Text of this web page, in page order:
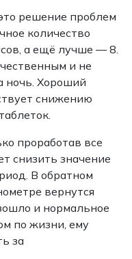
решение проблем
количество
а ещё лучше — 8.
и не
ночь. Хороший
снижению
проработав все
снизить значение
В обратном
вернутся
и нормальное
по жизни, ему
за